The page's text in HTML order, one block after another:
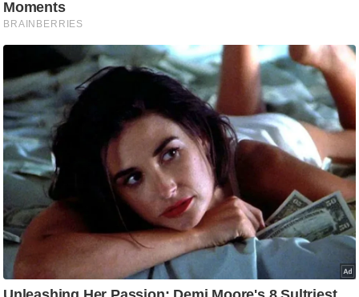
g
N
e
s
ला
इ
फ
स्टा
ल
टे
क्नॉ
लॉ